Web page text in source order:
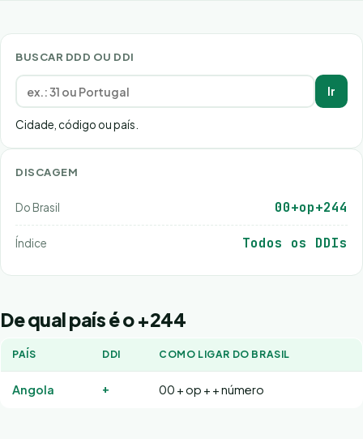
BUSCAR DDD OU DDI
Ir
Cidade, código ou país.
DISCAGEM
Do Brasil 00+op+244
Índice Todos os DDIs
De qual país é o +244
PAÍS DDI COMO LIGAR DO BRASIL
Angola + 00 + op + + número